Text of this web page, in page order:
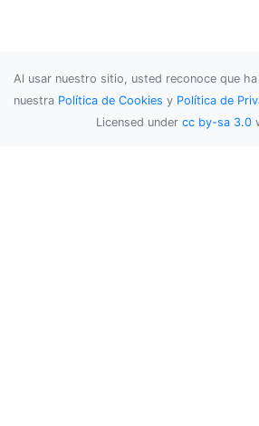
Al usar nuestro sitio, usted reconoce que
nuestra Política de Cookies y Política de
Licensed under cc by-sa 3.0